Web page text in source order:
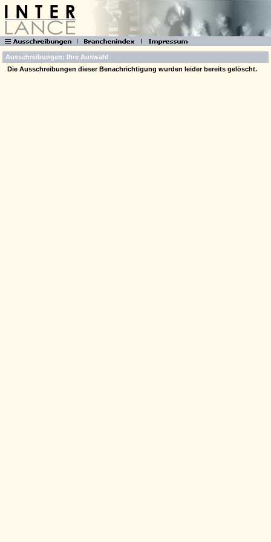
Ausschreibungen: Ihre Auswahl
Die Ausschreibungen dieser Benachrichtigung wurden leider bereits gelöscht.